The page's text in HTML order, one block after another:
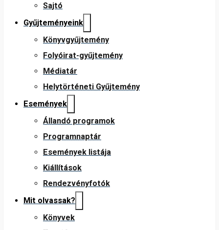
Sajtó
Gyűjteményeink
Könyvgyűjtemény
Folyóirat-gyűjtemény
Médiatár
Helytörténeti Gyűjtemény
Események
Állandó programok
Programnaptár
Események listája
Kiállítások
Rendezvényfotók
Mit olvassak?
Könyvek